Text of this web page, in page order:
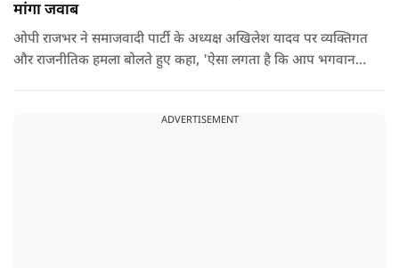
मांगा जवाब
ओपी राजभर ने समाजवादी पार्टी के अध्यक्ष अखिलेश यादव पर व्यक्तिगत
और राजनीतिक हमला बोलते हुए कहा, 'ऐसा लगता है कि आप भगवान
ADVERTISEMENT